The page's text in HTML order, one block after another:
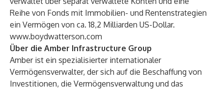
Reihe von Fonds mit Immobilien- und Rentenstrategien
ein Vermögen von ca. 18,2 Milliarden US-Dollar.
www.boydwatterson.com
Über die Amber Infrastructure Group
Amber ist ein spezialisierter internationaler
Vermögensverwalter, der sich auf die Beschaffung von
Investitionen, die Vermögensverwaltung und das